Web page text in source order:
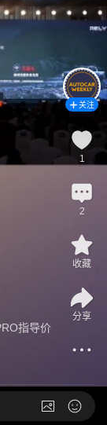
指导价
关注
1
2
收藏
分享